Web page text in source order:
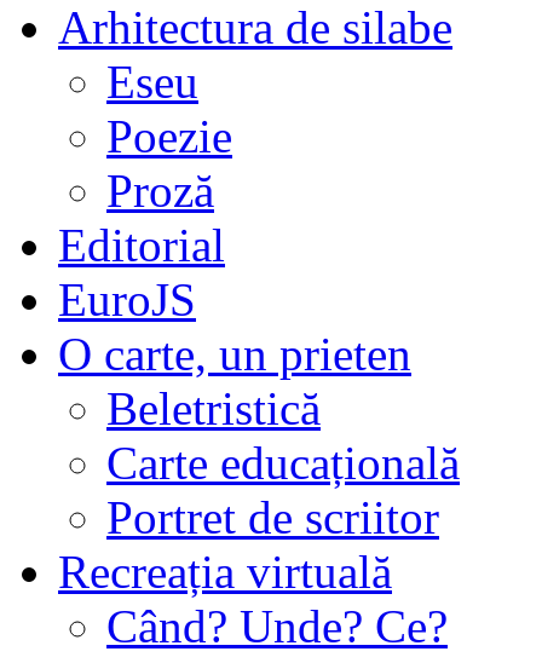
Arhitectura de silabe
Eseu
Poezie
Proză
Editorial
EuroJS
O carte, un prieten
Beletristică
Carte educațională
Portret de scriitor
Recreația virtuală
Când? Unde? Ce?